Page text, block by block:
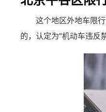
这个地区外地车限
的，认定为“机动车违反